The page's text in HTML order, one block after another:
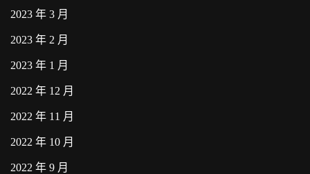
2023 年 3 月
2023 年 2 月
2023 年 1 月
2022 年 12 月
2022 年 11 月
2022 年 10 月
2022 年 9 月